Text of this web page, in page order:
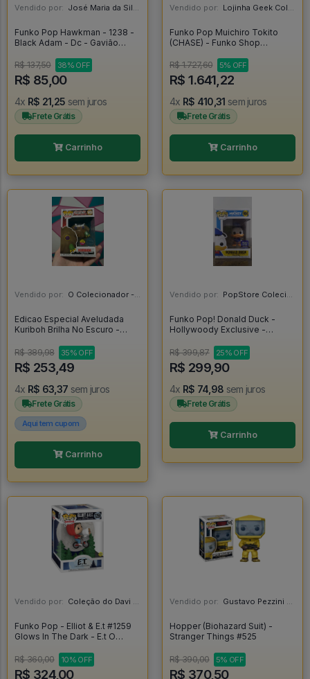
Vendido por: José Maria da Silva Junior - AL
Funko Pop Hawkman - 1238 -
Black Adam - Dc - Gavião
#1238
R$ 137,50 38% OFF
R$ 85,00
4x R$ 21,25 sem juros
Frete Grátis
Carrinho
Vendido por: Lojinha Geek Colecionáveis - DF
Funko Pop Muichiro Tokito
(CHASE) - Funko Shop
#1858 *RARO* - FUNKO POP
#1858
R$ 1.727,60 5% OFF
R$ 1.641,22
4x R$ 410,31 sem juros
Frete Grátis
Carrinho
Vendido por: O Colecionador - SP
Edicao Especial Aveludada
Kuriboh Brilha No Escuro -
R$ 389,98
35% OFF
R$ 253,49
4x R$ 63,37 sem juros
Frete Grátis
Aqui tem cupom
Carrinho
Vendido por: PopStore Colecionáveis - MG
Funko Pop! Donald Duck -
Hollywoody Exclusive -
#984
R$ 399,87 25% OFF
R$ 299,90
4x R$ 74,98 sem juros
Frete Grátis
Carrinho
Vendido por: Coleção do Davi - RJ
Funko Pop - Elliot & E.t #1259
Glows In The Dark - E.t O
Terrestre #1259
R$ 360,00 10% OFF
R$ 324,00
Vendido por: Gustavo Pezzini - MG
Hopper (Biohazard Suit) -
Stranger Things #525
R$ 390,00 5% OFF
R$ 370,50